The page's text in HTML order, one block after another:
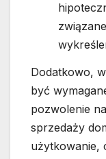
Dodatkowo,
być
pozwolenie
sprzedaży
użytkowanie,